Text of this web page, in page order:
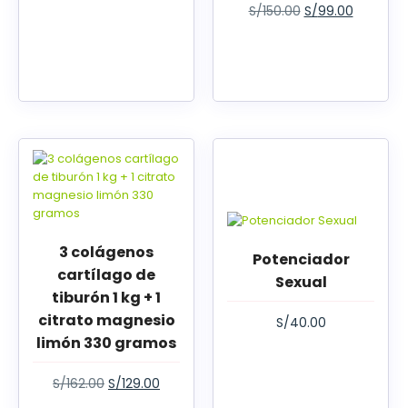
S/150.00 S/99.00
3 colágenos
cartílago de
tiburón 1 kg + 1
citrato magnesio
limón 330 gramos
S/162.00 S/129.00
Potenciador
Sexual
S/40.00